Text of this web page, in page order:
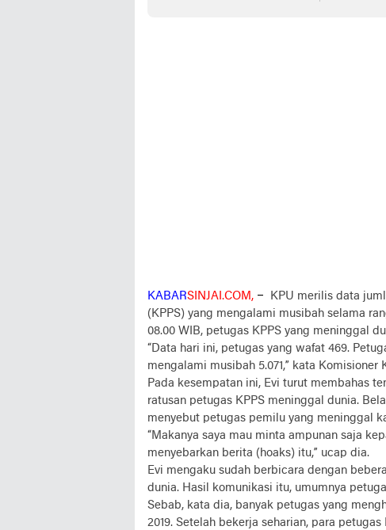
KABARSINJAI.COM, –
KPU merilis data
(KPPS) yang mengalami musibah selama
08.00 WIB, petugas KPPS yang meninggal
“Data hari ini, petugas yang wafat 469.
mengalami musibah 5.071,” kata
Pada kesempatan ini, Evi turut membahas
ratusan petugas KPPS meninggal dunia.
menyebut petugas pemilu yang meninggal
“Makanya saya mau minta ampunan saja
menyebarkan berita (hoaks) itu,” ucap dia.
Evi mengaku sudah berbicara dengan
dunia. Hasil komunikasi itu, umumnya
Sebab, kata dia, banyak petugas yang
2019. Setelah bekerja seharian, para